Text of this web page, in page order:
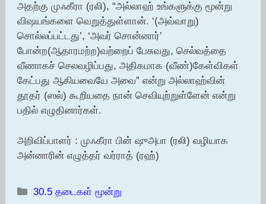
அதற்கு முஃகீரா (ரலி), “அல்லாஹ் உங்களுக்கு மூன்று
விஷயங்களை வெறுத்துள்ளான். ‘(அவ்வாறு)
சொல்லப்பட்டது’, ‘அவர் சொன்னார்’
போன்ற(ஆதாரமற்ற)வற்றைப் பேசுவது, செல்வத்தை
வீணாகச் செலவழிப்பது, அதிகமாக (வீண்)கேள்விகள்
கேட்பது ஆகியவையே அவை” என்று அல்லாஹ்வின்
தூதர் (ஸல்) கூறியதை நான் செவியுற்றுள்ளேன் என்று
பதில் எழுதினார்கள்.
அறிவிப்பாளர் : முஃகீரா பின் ஷுஅபா (ரலி) வழியாக
அன்னாரின் எழுத்தர் வர்ராத் (ரஹ்)
Categories
30.5 தடைகள் மூன்று